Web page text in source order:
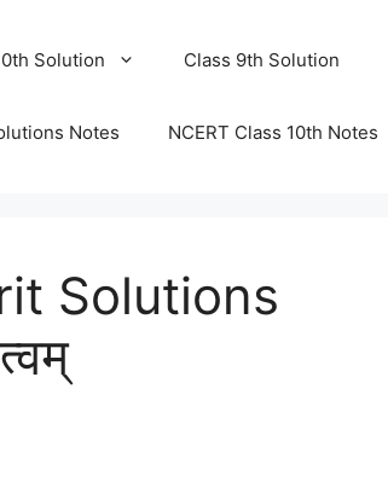
Solution Class 9th Solution
Notes NCERT Class 10th Notes
Solutions